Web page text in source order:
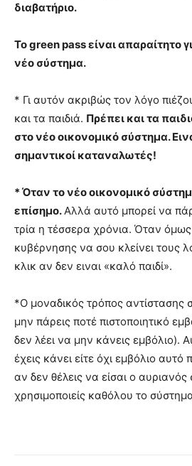
διαβατήριο.
Το green pass είναι απαραίτητο
νέο σύστημα.
* Γι αυτόν ακριβώς τον λόγο
και τα παιδιά. Πρέπει και τα
στο νέο οικονομικό σύστημα.
σημαντικοί καταναλωτές!
* Όταν το νέο οικονομικό
επίσημο.Αλλά αυτό μπορεί να
τρία η τέσσερα χρόνια. Όταν όμως
κυβέρνησης να σου κλείνει τους
κλικ αν δεν ειναι «καλό παιδί».
*Ο μοναδικός τρόπος αντίστασης
μην πάρεις ποτέ πιστοποιητικό
δεν λέει να μην κάνεις εμβόλιο).
έχεις κάνει είτε όχι εμβόλιο αυτό
αν δεν θέλεις να είσαι ο
χρησιμοποιείς καθόλου το